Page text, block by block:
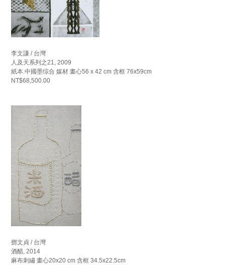
李文謙 / 台灣
人及天系列之21, 2009
紙本.中國墨综合 媒材 畫心56 x 42 cm 含框 76x59cm
NT$68,500.00
鄧文貞 / 台灣
酒醋, 2014
麻布刺繡 畫心20x20 cm 含框 34.5x22.5cm